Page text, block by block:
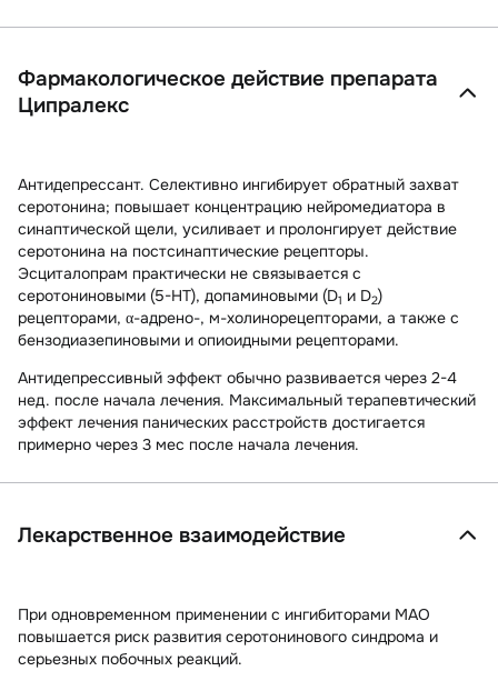
Фармакологическое действие препарата
Ципралекс
Антидепрессант. Селективно ингибирует обратный захват
серотонина; повышает концентрацию нейромедиатора в
синаптической щели, усиливает и пролонгирует действие
серотонина на постсинаптические рецепторы.
Эсциталопрам практически не связывается с
серотониновыми (5-HT), допаминовыми (D1 и D2)
рецепторами, α-адрено-, м-холинорецепторами, а также с
бензодиазепиновыми и опиоидными рецепторами.
Антидепрессивный эффект обычно развивается через 2-4
нед. после начала лечения. Максимальный терапевтический
эффект лечения панических расстройств достигается
примерно через 3 мес после начала лечения.
Лекарственное взаимодействие
При одновременном применении с ингибиторами МАО
повышается риск развития серотонинового синдрома и
серьезных побочных реакций.